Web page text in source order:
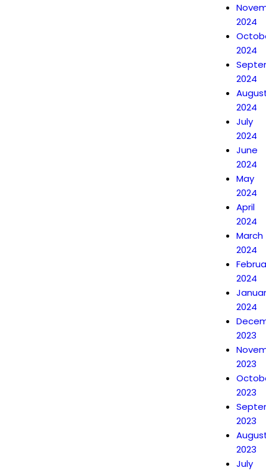
2024
2024
2024
2024
July
2024
June
2024
May
2024
April
2024
March
2024
2024
2024
2023
2023
2023
2023
2023
July